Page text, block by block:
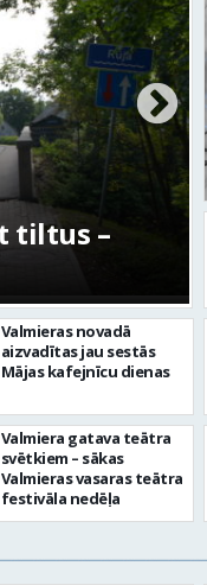
tiltus –
Valmieras novadā
aizvadītas jau sestās
Mājas kafejnīcu dienas
Valmiera gatava teātra
svētkiem – sākas
Valmieras vasaras teātra
festivāla nedēļa